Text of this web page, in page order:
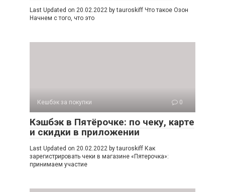
Last Updated on 20.02.2022 by tauroskiff Что такое Озон
Начнем с того, что это
Кешбэк за покупки 0
Кэшбэк в Пятёрочке: по чеку, карте
и скидки в приложении
Last Updated on 20.02.2022 by tauroskiff Как
зарегистрировать чеки в магазине «Пятерочка»:
принимаем участие